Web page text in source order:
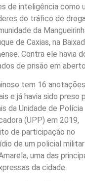
de inteligência como
do tráfico de
da
de Caxias, na
Contra ele havia
de prisão em aberto.
tem 16 anotações
e já havia sido preso
da Unidade de Polícia
(UPP) em 2019,
de participação no
de um policial
uma das
da cidade.